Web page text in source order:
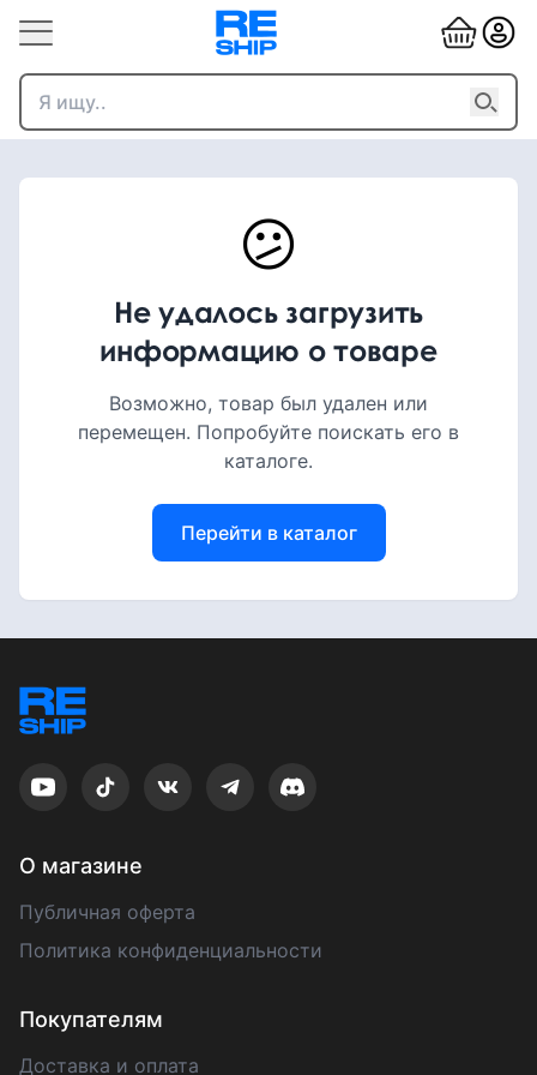
😕
Не удалось загрузить
информацию о товаре
Возможно, товар был удален или
перемещен. Попробуйте поискать его в
каталоге.
Перейти в каталог
О магазине
Публичная оферта
Политика конфиденциальности
Покупателям
Доставка и оплата